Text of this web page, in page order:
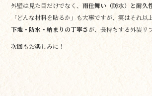
外壁は見た目だけでなく、雨仕舞い（防水）と耐久
「どんな材料を貼るか」も大事ですが、実はそれ以
下地・防水・納まりの丁寧さが、長持ちする外装リ
次回もお楽しみに！